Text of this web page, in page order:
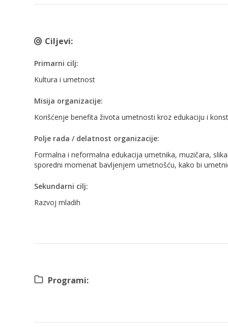
Ciljevi:
Primarni cilj:
Kultura i umetnost
Misija organizacije:
Korišćenje benefita života umetnosti kroz edukaciju i
Polje rada / delatnost organizacije:
Formalna i neformalna edukacija umetnika, muzičara,
sporedni momenat bavljenjem umetnošću, kako bi
Sekundarni cilj:
Razvoj mladih
Programi: